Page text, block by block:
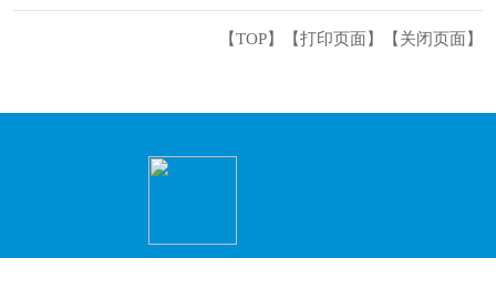
【TOP】 【打印页面】【关闭页面】